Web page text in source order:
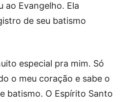
ao Evangelho. Ela
de seu batismo
especial pra mim. Só
o meu coração e sabe o
batismo. O Espírito Santo